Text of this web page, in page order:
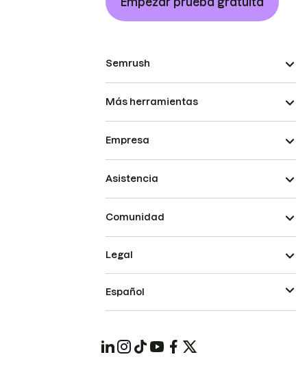
Semrush
Más herramientas
Empresa
Asistencia
Comunidad
Legal
Español